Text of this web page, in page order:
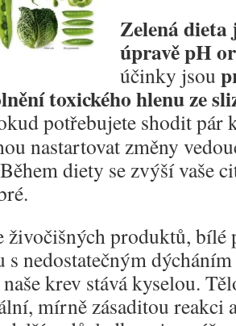
Zelená
úpravě pH
účinky jsou
toxického hlenu ze
potřebujete shodit pár
nastartovat změny
diety se zvýší vaše
živočišných produktů, bílé
nedostatečným
krev stává kyselou.
mírně zásaditou reakci